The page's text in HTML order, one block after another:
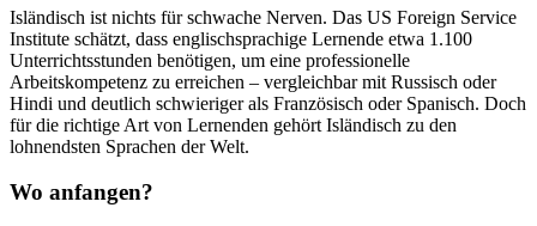
Isländisch ist nichts für schwache Nerven. Das US Foreign Service
Institute schätzt, dass englischsprachige Lernende etwa 1.100
Unterrichtsstunden benötigen, um eine professionelle
Arbeitskompetenz zu erreichen – vergleichbar mit Russisch oder
Hindi und deutlich schwieriger als Französisch oder Spanisch. Doch
für die richtige Art von Lernenden gehört Isländisch zu den
lohnendsten Sprachen der Welt.
Wo anfangen?